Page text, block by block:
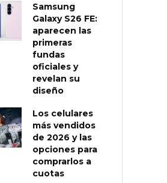
Samsung
Galaxy S26 FE:
aparecen las
primeras
fundas
oficiales y
revelan su
diseño
Los celulares
más vendidos
de 2026 y las
opciones para
comprarlos a
cuotas